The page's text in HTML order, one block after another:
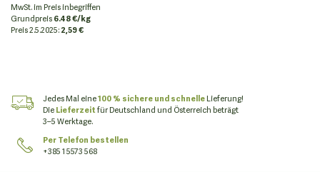
MwSt. im Preis inbegriffen
Grundpreis6.48 €/kg
Preis2.5.2025:2,59 €
Jedes Mal eine100 % sichere und schnelleLieferung!
DieLieferzeitfür Deutschland und Österreich beträgt
3–5 Werktage.
Per Telefon bestellen
+385 1 5573 568